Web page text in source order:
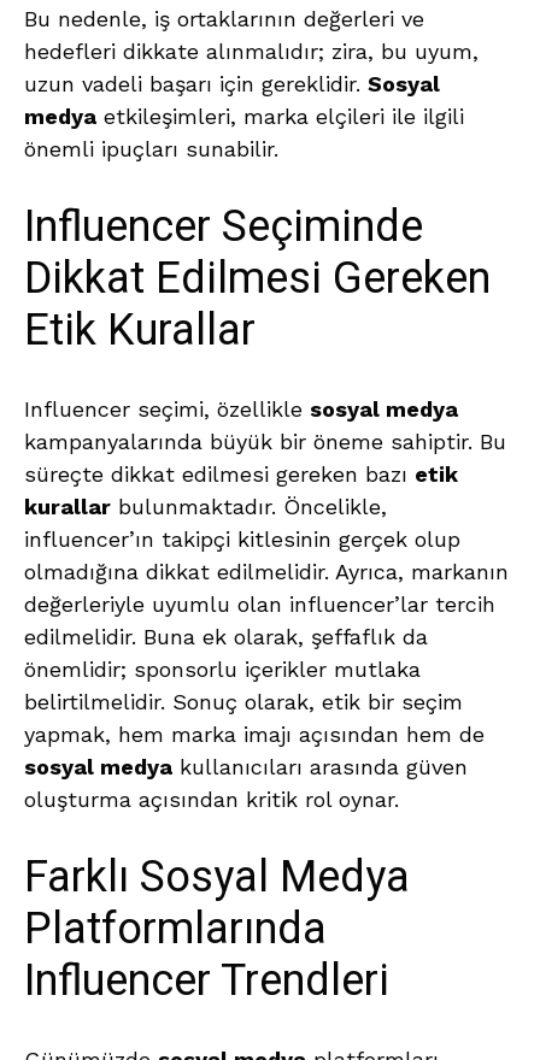
Bu nedenle, iş ortaklarının değerleri ve
hedefleri dikkate alınmalıdır; zira, bu uyum,
uzun vadeli başarı için gereklidir. Sosyal
medya etkileşimleri, marka elçileri ile ilgili
önemli ipuçları sunabilir.
Influencer Seçiminde
Dikkat Edilmesi Gereken
Etik Kurallar
Influencer seçimi, özellikle sosyal medya
kampanyalarında büyük bir öneme sahiptir. Bu
süreçte dikkat edilmesi gereken bazı etik
kurallar bulunmaktadır. Öncelikle,
influencer’ın takipçi kitlesinin gerçek olup
olmadığına dikkat edilmelidir. Ayrıca, markanın
değerleriyle uyumlu olan influencer’lar tercih
edilmelidir. Buna ek olarak, şeffaflık da
önemlidir; sponsorlu içerikler mutlaka
belirtilmelidir. Sonuç olarak, etik bir seçim
yapmak, hem marka imajı açısından hem de
sosyal medya kullanıcıları arasında güven
oluşturma açısından kritik rol oynar.
Farklı Sosyal Medya
Platformlarında
Influencer Trendleri